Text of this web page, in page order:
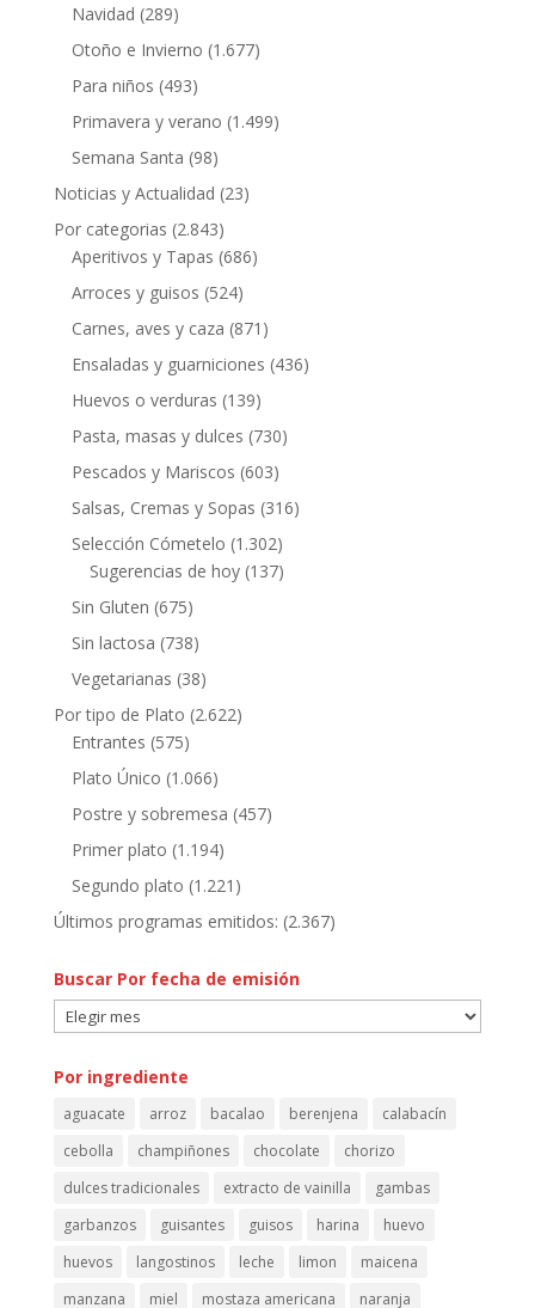
Navidad (289)
Otoño e Invierno (1.677)
Para niños (493)
Primavera y verano (1.499)
Semana Santa (98)
Noticias y Actualidad (23)
Por categorias (2.843)
Aperitivos y Tapas (686)
Arroces y guisos (524)
Carnes, aves y caza (871)
Ensaladas y guarniciones (436)
Huevos o verduras (139)
Pasta, masas y dulces (730)
Pescados y Mariscos (603)
Salsas, Cremas y Sopas (316)
Selección Cómetelo (1.302)
Sugerencias de hoy(137)
Sin Gluten (675)
Sin lactosa (738)
Vegetarianas (38)
Por tipo de Plato (2.622)
Entrantes (575)
Plato Único (1.066)
Postre y sobremesa (457)
Primer plato (1.194)
Segundo plato (1.221)
Últimos programas emitidos: (2.367)
Buscar Por fecha de emisión
Buscar
Por
fecha
emisión
Por ingrediente
aguacate arroz bacalao berenjena
calabacín
cebolla
champiñones chocolate
chorizo
dulces tradicionales
extracto de vainilla
gambas
garbanzos
guisantes guisos harina
huevo
huevos
langostinos leche limon
maicena
manzana
miel mostaza americana naranja